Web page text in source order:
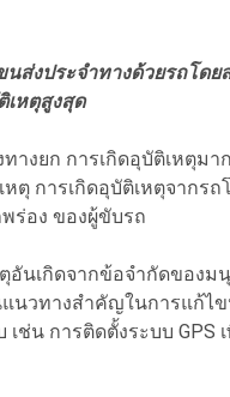
นส่งประจำทางด้วยรถโ
เหตุสูงสุด
างยก การเกิดอุบัติเหตุม
หตุ การเกิดอุบัติเหตุจาก
ร่อง ของผู้ขับรถ
อันเกิดจากข้อจำกัดขอ
แนวทางสำคัญในการแก้
ช่น การติดตั้งระบบ